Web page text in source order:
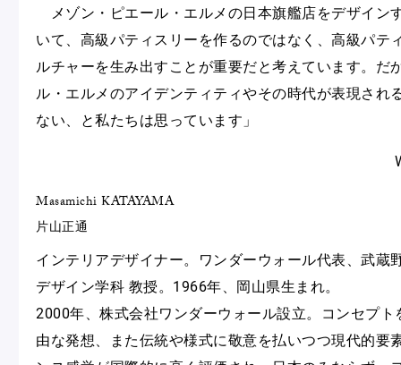
メゾン・ピエール・エルメの日本旗艦店をデザイン
いて、高級パティスリーを作るのではなく、高級パテ
ルチャーを生み出すことが重要だと考えています。だ
ル・エルメのアイデンティティやその時代が表現され
ない、と私たちは思っています」
Masamichi KATAYAMA
片山正通
インテリアデザイナー。ワンダーウォール代表、武蔵
デザイン学科 教授。1966年、岡山県生まれ。
2000年、株式会社ワンダーウォール設立。コンセプト
由な発想、また伝統や様式に敬意を払いつつ現代的要